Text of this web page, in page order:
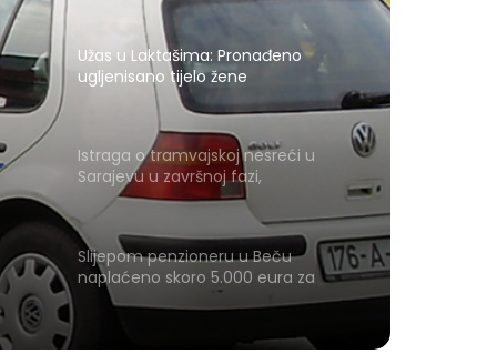
Užas u Laktašima: Pronađeno
ugljenisano tijelo žene
Istraga o tramvajskoj nesreći u
Sarajevu u završnoj fazi,
odgovornost još nije utvrđena
Slijepom penzioneru u Beču
naplaćeno skoro 5.000 eura za
obroke u restoranu